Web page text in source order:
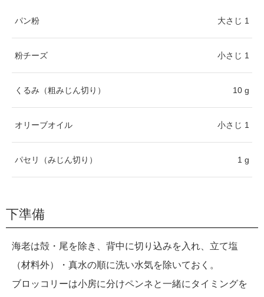
パン粉 大さじ 1
粉チーズ 小さじ 1
くるみ（粗みじん切り） 10 g
オリーブオイル 小さじ 1
パセリ（みじん切り） 1 g
下準備
海老は殻・尾を除き、背中に切り込みを入れ、立て塩
（材料外）・真水の順に洗い水気を除いておく。
ブロッコリーは小房に分けペンネと一緒にタイミングを